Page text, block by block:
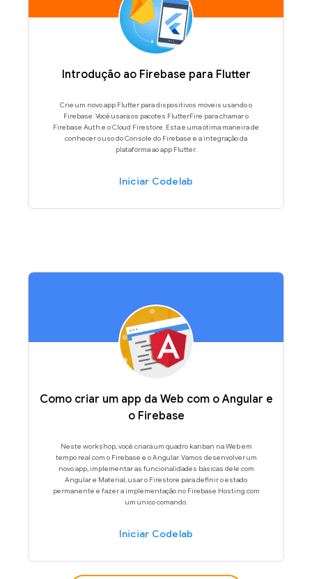
Introdução ao Firebase para Flutter
Crie um novo app Flutter para dispositivos móveis usando o
Firebase. Você usará os pacotes FlutterFire para chamar o
Firebase Auth e o Cloud Firestore. Esta é uma ótima maneira de
conhecer o uso do Console do Firebase e a integração da
plataforma ao app Flutter.
Iniciar Codelab
Como criar um app da Web com o Angular e
o Firebase
Neste workshop, você criará um quadro kanban na Web em
tempo real com o Firebase e o Angular. Vamos desenvolver um
novo app, implementar as funcionalidades básicas dele com
Angular e Material, usar o Firestore para definir o estado
permanente e fazer a implementação no Firebase Hosting com
um único comando.
Iniciar Codelab